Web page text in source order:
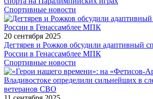
Спортивные новости
20 сентября 2025
Дегтярев и Рожков обсудили адаптивный
России в Генассамблее МПК
Спортивные новости